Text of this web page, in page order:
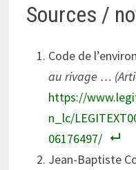
Sources /
Code de
au rivage …
https://
n_lc/
06176497/
Jean-Baptiste